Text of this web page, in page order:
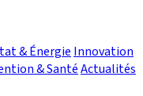
& Énergie Innovation
& SantéActualités